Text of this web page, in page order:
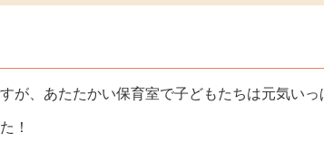
が、あたたかい保育室で子どもたちは元気いっ
！